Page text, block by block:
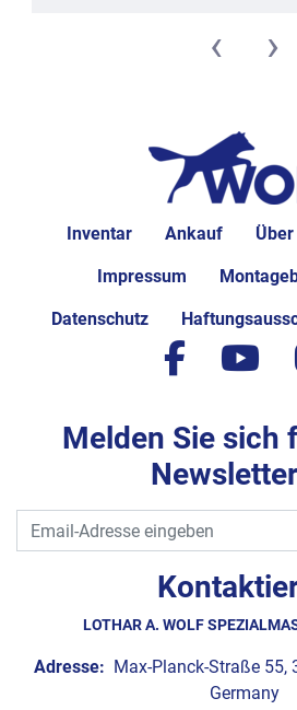
‹ ›
Inventar Ankauf
Impressum
Datenschutz
LOTHAR A. WOLF
Adresse: Max-Planck-Straße 55,
Germany
Melden Sie sich